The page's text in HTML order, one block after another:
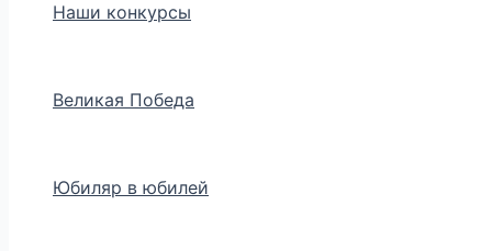
Наши конкурсы
Великая Победа
Юбиляр в юбилей